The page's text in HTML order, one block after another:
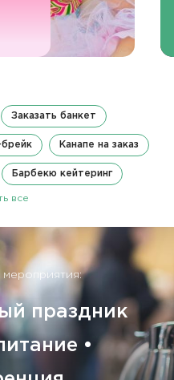
Заказать банкет
Канапе на заказ
Барбекю кейтеринг
все
праздник
•